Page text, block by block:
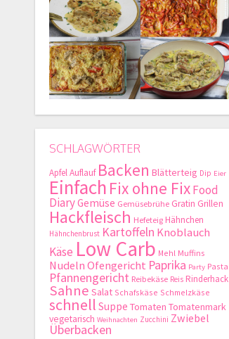
SCHLAGWÖRTER
ApfelAuflauf Backen Blätterteig Dip Eier
Einfach Fix ohne FixFood
DiaryGemüse Gemüsebrühe Gratin Grillen
Hackfleisch Hefeteig Hähnchen
Hähnchenbrust Kartoffeln Knoblauch
Käse Low Carb Mehl Muffins
NudelnOfengericht Paprika Party Pasta
Pfannengericht Reibekäse Reis Rinderhack
Sahne Salat Schafskäse Schmelzkäse
schnell Suppe Tomaten Tomatenmark
vegetarisch Weihnachten Zucchini Zwiebel
Überbacken